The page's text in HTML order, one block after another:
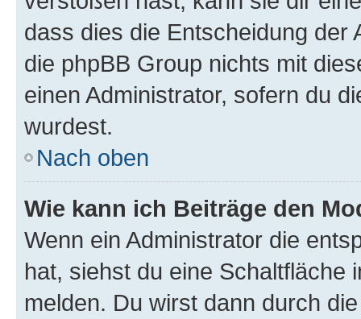
dass dies die Entscheidung der
die phpBB Group nichts mit
einen Administrator, sofern du
wurdest.
Nach oben
Wie kann ich Beiträge den
Wenn ein Administrator die
hat, siehst du eine Schaltfläche
melden. Du wirst dann durch